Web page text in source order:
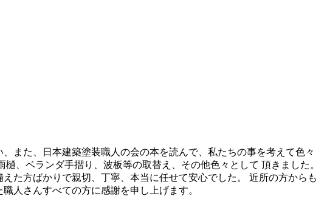
また、日本建築塗装職人の会の本を読んで、私たちの事を考えて色々
、ベランダ手摺り、波板等の取替え、その他色々として 頂きました。
た方ばかりで親切、丁寧、本当に任せて安心でした。 近所の方からも
人さんすべての方に感謝を申し上げます。